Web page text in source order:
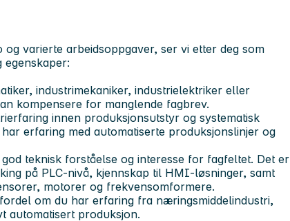
varierte arbeidsoppgaver, ser vi etter deg som
industrimekaniker, industrielektriker eller
kompensere for manglende fagbrev.
innen produksjonsutstyr og systematisk
erfaring med automatiserte produksjonslinjer og
teknisk forståelse og interesse for fagfeltet. Det er
på PLC-nivå, kjennskap til HMI-løsninger, samt
motorer og frekvensomformere.
om du har erfaring fra næringsmiddelindustri,
automatisert produksjon.